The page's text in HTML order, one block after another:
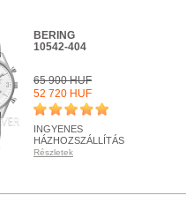
BERING
10542-404
65 900 HUF
52 720 HUF
INGYENES
HÁZHOZSZÁLLÍTÁS
Részletek